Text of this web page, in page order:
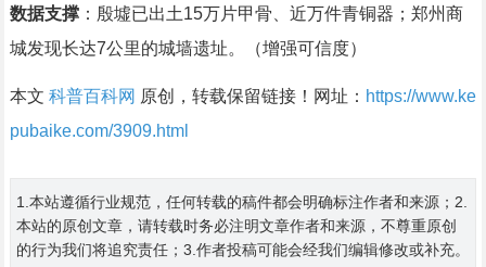
数据支撑：殷墟已出土15万片甲骨、近万件青铜器；郑州商
城发现长达7公里的城墙遗址。（增强可信度）
本文 科普百科网 原创，转载保留链接！网址： https://www.ke
pubaike.com/3909.html
1.本站遵循行业规范，任何转载的稿件都会明确标注作者和来源；2.
本站的原创文章，请转载时务必注明文章作者和来源，不尊重原创
的行为我们将追究责任；3.作者投稿可能会经我们编辑修改或补充。